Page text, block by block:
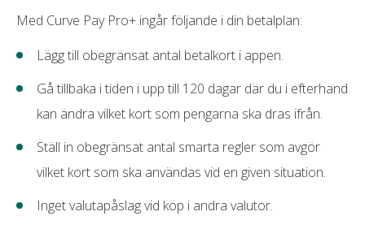
Med Curve Pay Pro+ ingår följande i din betalplan:
Lägg till obegränsat antal betalkort i appen.
Gå tillbaka i tiden i upp till 120 dagar där du i efterhand
kan ändra vilket kort som pengarna ska dras ifrån.
Ställ in obegränsat antal smarta regler som avgör
vilket kort som ska användas vid en given situation.
Inget valutapåslag vid köp i andra valutor.